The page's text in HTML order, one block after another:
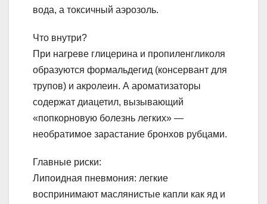
вода, а токсичный аэрозоль.
Что внутри?
При нагреве глицерина и пропиленгликоля
образуются формальдегид (консервант для
трупов) и акролеин. А ароматизаторы
содержат диацетил, вызывающий
«попкорновую болезнь легких» —
необратимое зарастание бронхов рубцами.
Главные риски:
Липоидная пневмония: легкие
воспринимают маслянистые капли как яд и